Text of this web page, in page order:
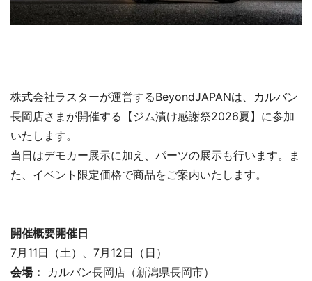
株式会社ラスターが運営するBeyondJAPANは、カルバン
長岡店さまが開催する【ジム漬け感謝祭2026夏】に参加
いたします。
当日はデモカー展示に加え、パーツの展示も行います。ま
た、イベント限定価格で商品をご案内いたします。
開催概要開催日
7月11日（土）、7月12日（日）
会場：
カルバン長岡店（新潟県長岡市）